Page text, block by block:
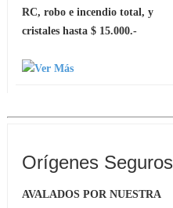
RC, robo e incendio total, y
cristales hasta $ 15.000.-
Orígenes Seguros
AVALADOS POR NUESTRA